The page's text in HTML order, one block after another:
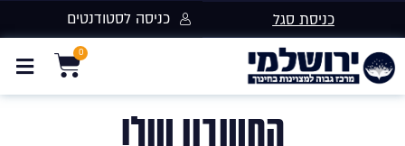
כניסת סגל כניסה לסטודנטים